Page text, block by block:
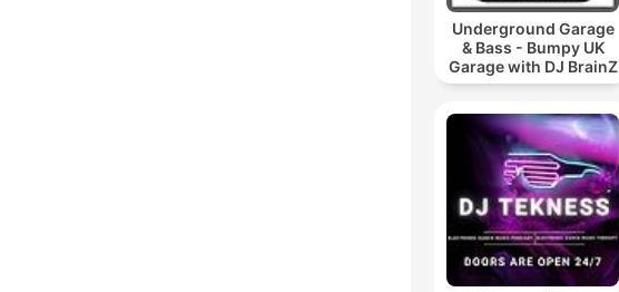
Underground Garage
& Bass - Bumpy UK
Garage with DJ BrainZ